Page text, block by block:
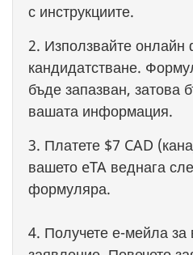
с инструкциите.
2. Използвайте
кандидатстване.
бъде запазван, затова
вашата информация.
3. Платете $7 CAD
вашето eTA веднага
формуляра.
4. Получете е-мейла